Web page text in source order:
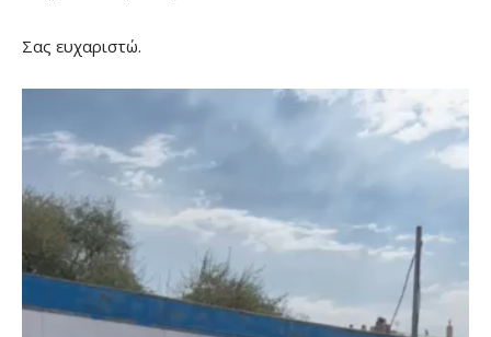
Σας ευχαριστώ.
Αναπαραγωγής
Βίντεο